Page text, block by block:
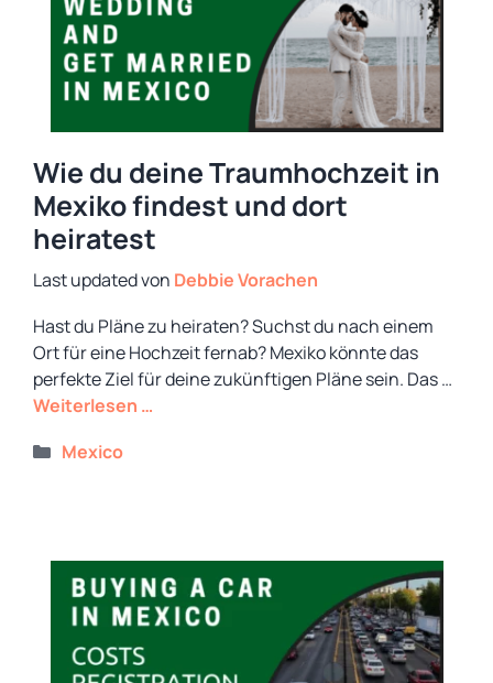
Wie du deine Traumhochzeit in
Mexiko findest und dort
heiratest
von Debbie Vorachen
Hast du Pläne zu heiraten? Suchst du nach einem
Ort für eine Hochzeit fernab? Mexiko könnte das
perfekte Ziel für deine zukünftigen Pläne sein. Das …
Weiterlesen …
Kategorien
Mexico